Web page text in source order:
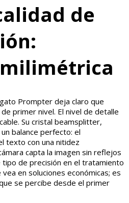
de
Prompter deja claro que
primer nivel. El nivel de detalle
Su cristal beamsplitter,
balance perfecto: el
texto con una nitidez
capta la imagen sin reflejos
tipo de precisión en el tratamiento
en soluciones económicas; es
se percibe desde el primer